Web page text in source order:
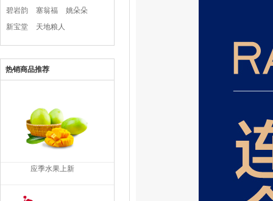
碧岩韵
塞翁福
姚朵朵
新宝堂
天地粮人
热销商品推荐
应季水果上新